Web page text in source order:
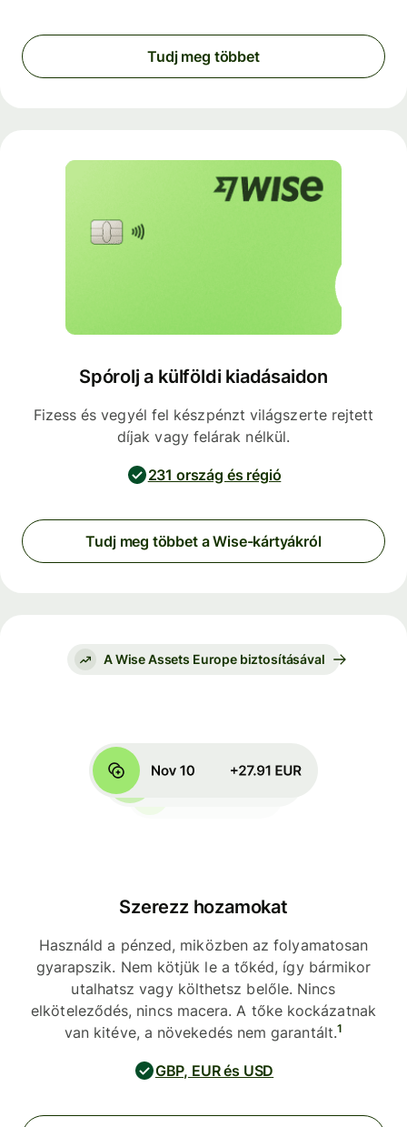
Tudj meg többet
Spórolj a külföldi kiadásaidon
Fizess és vegyél fel készpénzt világszerte rejtett
díjak vagy felárak nélkül.
231 ország és régió
Tudj meg többet a Wise-kártyákról
A Wise Assets Europe biztosításával
Szerezz hozamokat
Használd a pénzed, miközben az folyamatosan
gyarapszik. Nem kötjük le a tőkéd, így bármikor
utalhatsz vagy költhetsz belőle. Nincs
elköteleződés, nincs macera. A tőke kockázatnak
van kitéve, a növekedés nem garantált.1
GBP, EUR és USD